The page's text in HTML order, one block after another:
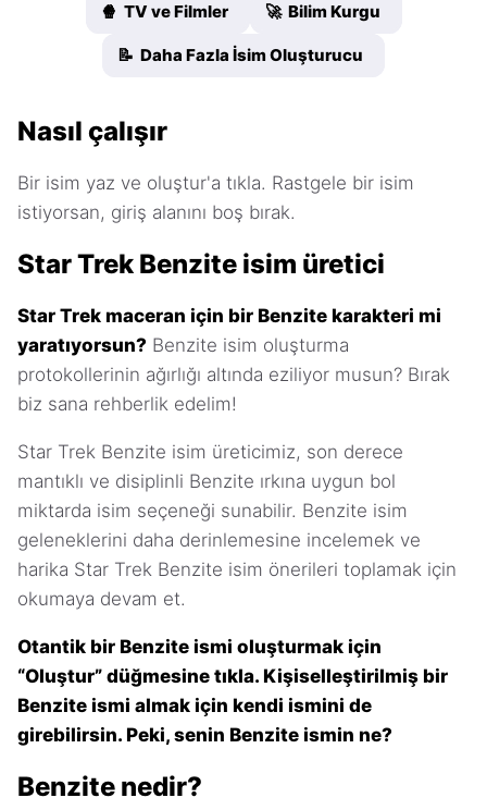
🍿 TV ve Filmler 🚀 Bilim Kurgu
📝 Daha Fazla İsim Oluşturucu
Nasıl çalışır
Bir isim yaz ve oluştur'a tıkla. Rastgele bir isim
istiyorsan, giriş alanını boş bırak.
Star Trek Benzite isim üretici
Star Trek maceran için bir Benzite karakteri mi
yaratıyorsun? Benzite isim oluşturma
protokollerinin ağırlığı altında eziliyor musun? Bırak
biz sana rehberlik edelim!
Star Trek Benzite isim üreticimiz, son derece
mantıklı ve disiplinli Benzite ırkına uygun bol
miktarda isim seçeneği sunabilir. Benzite isim
geleneklerini daha derinlemesine incelemek ve
harika Star Trek Benzite isim önerileri toplamak için
okumaya devam et.
Otantik bir Benzite ismi oluşturmak için
“Oluştur” düğmesine tıkla. Kişiselleştirilmiş bir
Benzite ismi almak için kendi ismini de
girebilirsin. Peki, senin Benzite ismin ne?
Benzite nedir?